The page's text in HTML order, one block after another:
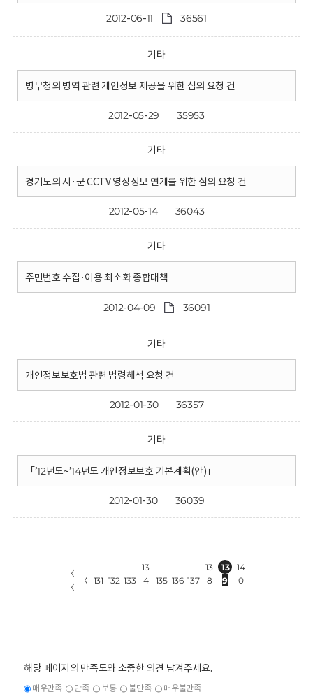
2012-06-11 36561
기타
병무청의 병역 관련 개인정보 제공을 위한 심의 요청 건
2012-05-29 35953
기타
경기도의 시·군 CCTV 영상정보 연계를 위한 심의 요청 건
2012-05-14 36043
기타
주민번호 수집·이용 최소화 종합대책
2012-04-09 36091
기타
개인정보보호법 관련 법령해석 요청 건
2012-01-30 36357
기타
「’12년도~’14년도 개인정보보호 기본계획(안)」
2012-01-30 36039
〈
〈
〈 131 132 133
13
4
135 136 137
13
8
13
9
14
0
해당 페이지의 만족도와 소중한 의견 남겨주세요.
매우만족 만족 보통 불만족 매우불만족